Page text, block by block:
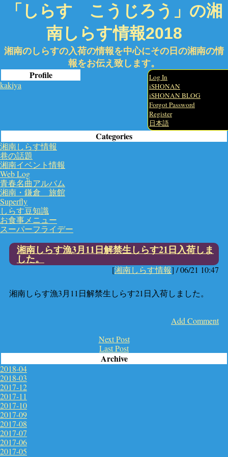
「しらす こうじろう」の湘
南しらす情報2018
湘南のしらすの入荷の情報を中心にその日の湘南の情
報をお伝え致します。
Profile
kakiya
Log In
iSHONAN
iSHONAN BLOG
Forgot Password
Register
日本語
Categories
湘南しらす情報
巷の話題
湘南イベント情報
Web Log
青春名曲アルバム
湘南・鎌倉 旅館
Superfly
しらす豆知識
お食事メニュー
スーパーフライデー
湘南しらす漁3月11日解禁生しらす21日入荷しま
した。
[湘南しらす情報] /06/21 10:47
湘南しらす漁3月11日解禁生しらす21日入荷しました。
Add Comment
Next Post
Last Post
Archive
2018-04
2018-03
2017-12
2017-11
2017-10
2017-09
2017-08
2017-07
2017-06
2017-05